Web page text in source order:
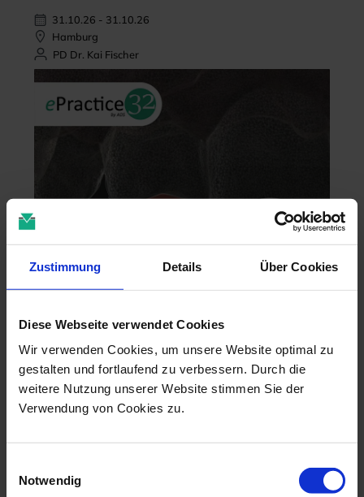
Zustimmung Details Über Cookies
Diese Webseite verwendet Cookies
Wir verwenden Cookies, um unsere Website optimal zu
gestalten und fortlaufend zu verbessern. Durch die
weitere Nutzung unserer Website stimmen Sie der
Verwendung von Cookies zu.
Notwendig
31.10.26 - 31.10.26
Hamburg
PD Dr. Kai Fischer
online
Dr. Christian Leonhardt